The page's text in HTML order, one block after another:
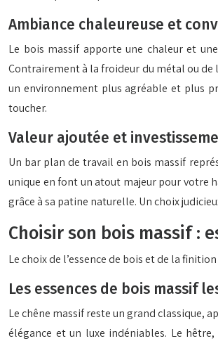
Ambiance chaleureuse et
Le bois massif apporte une chaleur et
Contrairement à la froideur du métal ou de
un environnement plus agréable et plus
toucher.
Valeur ajoutée et
Un bar plan de travail en bois massif
unique en font un atout majeur pour votre
grâce à sa patine naturelle. Un choix
Choisir son bois massif :
Le choix de l’essence de bois et de la
Les essences de bois massif
Le chêne massif reste un grand classique,
élégance et un luxe indéniables. Le